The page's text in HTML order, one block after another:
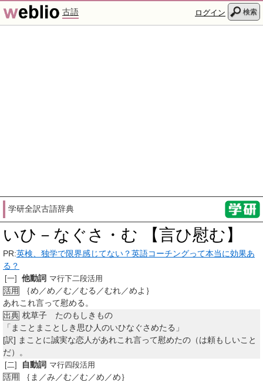
古語 ログイン 検索
学研全訳古語辞典
いひ－なぐさ・む 【言ひ慰む】
PR:英検、独学で限界感じてない？英語コーチングって本当に効果あ
る？
[一] 他動詞 マ行下二段活用
活用
｛め／め／む／むる／むれ／めよ｝
あれこれ言って慰める。
出典 枕草子 たのもしきもの
「まことまことしき思ひ人のいひなぐさめたる」
[訳] まことに誠実な恋人があれこれ言って慰めたの（は頼もしいこと
だ）。
[二] 自動詞 マ行四段活用
活用
｛ま／み／む／む／め／め｝